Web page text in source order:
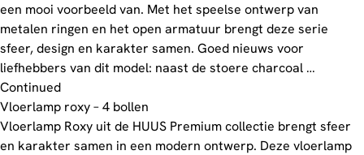
een mooi voorbeeld van. Met het speelse ontwerp van
metalen ringen en het open armatuur brengt deze serie
sfeer, design en karakter samen. Goed nieuws voor
liefhebbers van dit model: naast de stoere charcoal …
Continued
Vloerlamp roxy – 4 bollen
Vloerlamp Roxy uit de HUUS Premium collectie brengt sfeer
en karakter samen in een modern ontwerp. Deze vloerlamp